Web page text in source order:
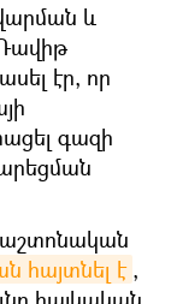
և
ասել էր, որ
գազի
հայտնել է ,